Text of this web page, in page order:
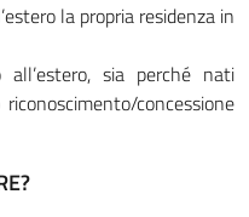
la propria residenza in
sia perché nati
concessione